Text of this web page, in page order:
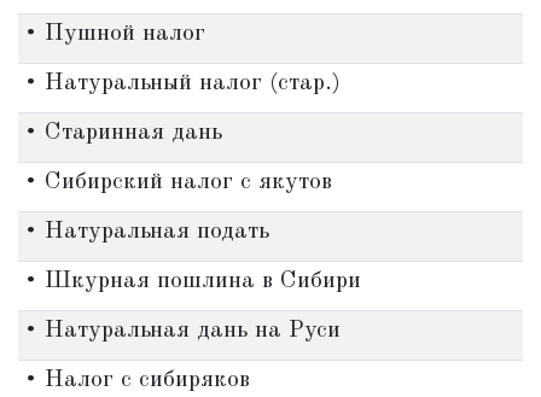
• Пушной налог
• Натуральный налог (стар.)
• Старинная дань
• Сибирский налог с якутов
• Натуральная подать
• Шкурная пошлина в Сибири
• Натуральная дань на Руси
• Налог с сибиряков